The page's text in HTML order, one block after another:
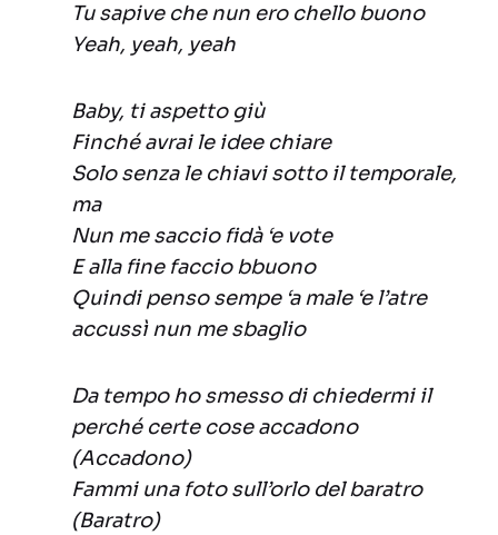
Tu sapive che nun ero chello buono
Yeah, yeah, yeah
Baby, ti aspetto giù
Finché avrai le idee chiare
Solo senza le chiavi sotto il temporale,
ma
Nun me saccio fidà ‘e vote
E alla fine faccio bbuono
Quindi penso sempe ‘a male ‘e l’atre
accussì nun me sbaglio
Da tempo ho smesso di chiedermi il
perché certe cose accadono
(Accadono)
Fammi una foto sull’orlo del baratro
(Baratro)